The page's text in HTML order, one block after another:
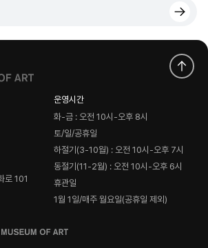
로 101
운영시간
화-금 : 오전 10시-오후 8시
토/일/공휴일
하절기(3-10월) : 오전 10시-오후 7시
동절기(11-2월) : 오전 10시-오후 6시
휴관일
1월 1일/매주 월요일(공휴일 제외)